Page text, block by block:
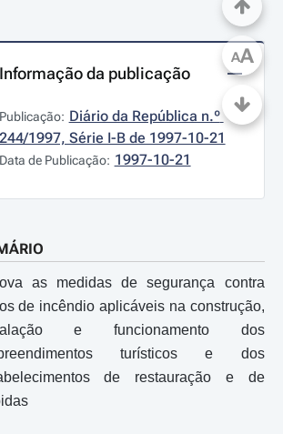
Informação da publicação
Publicação: Diário da República n.º
244/1997, Série I-B de 1997-10-21
Data de Publicação: 1997-10-21
as medidas de segurança contra
de incêndio aplicáveis na construção,
e funcionamento dos
turísticos e dos
de restauração e de
AA